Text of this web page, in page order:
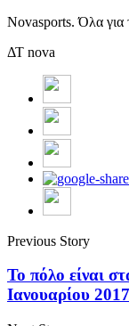
Novasports. Όλα για
ΔΤ nova
Previous Story
Το πόλο είναι
Ιανουαρίου 2017